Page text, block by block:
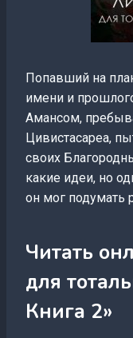
Попавший на
имени и
Амансом,
Цивистасареа,
своих
какие идеи, но
он мог подумать
Читать
для
Книга 2»